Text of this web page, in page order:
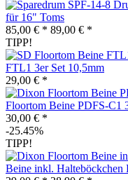
für 16" Toms
85,00 € * 89,00 € *
TIPP!
FTL1 3er Set 10,5mm
29,00 € *
Floortom Beine PDFS-C1
30,00 € *
-25.45%
TIPP!
Beine inkl. Halteböckchen